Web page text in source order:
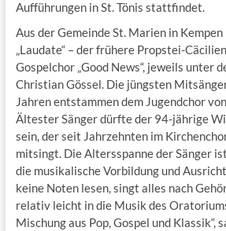
Aufführungen in St. Tönis stattfindet.
Aus der Gemeinde St. Marien in
„Laudate“ – der frühere Propstei-
Gospelchor „Good News“, jeweils unter
Christian Gössel. Die jüngsten
Jahren entstammen dem Jugendchor
Ältester Sänger dürfte der 94-jährige
sein, der seit Jahrzehnten im
mitsingt. Die Altersspanne der Sänger
die musikalische Vorbildung und
keine Noten lesen, singt alles nach
relativ leicht in die Musik des
Mischung aus Pop, Gospel und Klassik“,